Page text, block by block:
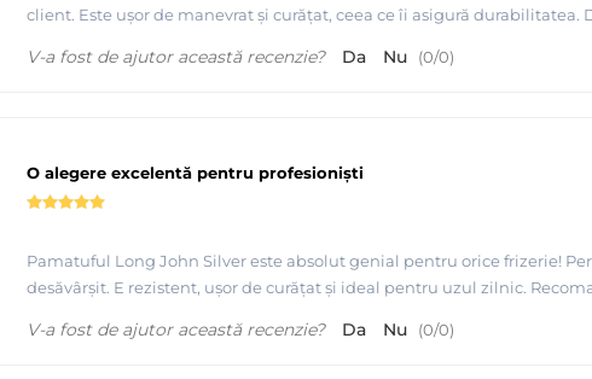
client. Este ușor de manevrat și curățat, ceea ce îi asigură
V-a fost de ajutor această recenzie? Da Nu (0/0)
O alegere excelentă pentru profesioniști
Pamatuful Long John Silver este absolut genial pentru orice frizerie!
desăvârșit. E rezistent, ușor de curățat și ideal pentru uzul zilnic.
V-a fost de ajutor această recenzie? Da Nu (0/0)